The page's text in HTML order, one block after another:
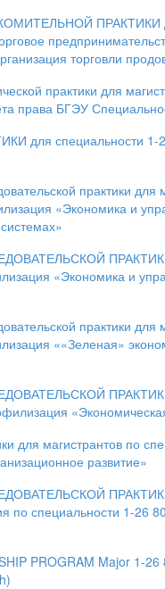
ПРАКТИКИ
торговли
практики для
права БГЭУ
для специальности 1-
практики для
«Экономика и
ПРАКТИКИ
«Экономика и
практики для
««Зеленая»
ПРАКТИКИ
для магистрантов по
развитие»
ПРАКТИКИ
по специальности 1-26
PROGRAM Major 1-